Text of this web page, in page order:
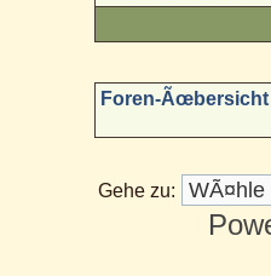
Foren-Ãœbersicht
Gehe zu: